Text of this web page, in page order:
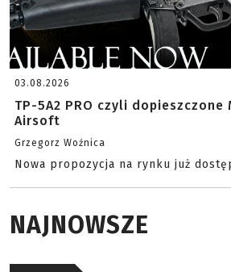
03.08.2026
TP-5A2 PRO czyli dopieszczone
Airsoft
Grzegorz Woźnica
Nowa propozycja na rynku już
NAJNOWSZE